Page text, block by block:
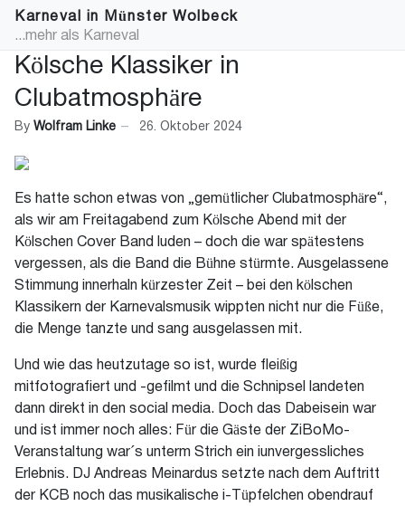
Karneval in Münster Wolbeck
...mehr als Karneval
Kölsche Klassiker in
Clubatmosphäre
By Wolfram Linke 26. Oktober 2024
Es hatte schon etwas von „gemütlicher Clubatmosphäre“,
als wir am Freitagabend zum Kölsche Abend mit der
Kölschen Cover Band luden – doch die war spätestens
vergessen, als die Band die Bühne stürmte. Ausgelassene
Stimmung innerhaln kürzester Zeit – bei den kölschen
Klassikern der Karnevalsmusik wippten nicht nur die Füße,
die Menge tanzte und sang ausgelassen mit.
Und wie das heutzutage so ist, wurde fleißig
mitfotografiert und -gefilmt und die Schnipsel landeten
dann direkt in den social media. Doch das Dabeisein war
und ist immer noch alles: Für die Gäste der ZiBoMo-
Veranstaltung war´s unterm Strich ein iunvergessliches
Erlebnis. DJ Andreas Meinardus setzte nach dem Auftritt
der KCB noch das musikalische i-Tüpfelchen obendrauf